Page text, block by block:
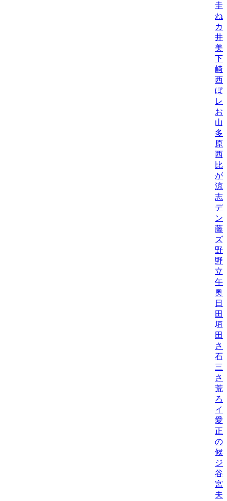
圭/
ね
カ
井
美/
下
﨑
西
ぼ/
レ
お
山
多
原
西
比
が
涼/
志
デ
ン
藤
ズ
野
野
立
午
奥
日
田
垣
田
さ
石
三
さ
荒
ろ
イ
愛
正
の
候/
ジ
谷
宮
夫